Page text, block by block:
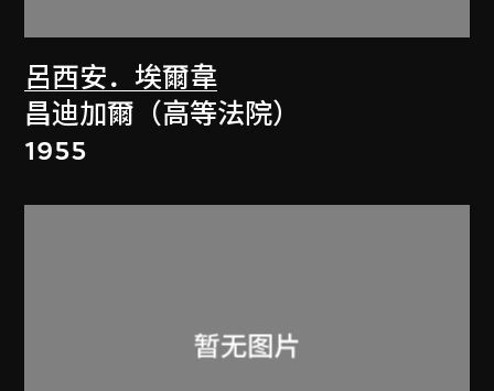
呂西安．埃爾韋
昌迪加爾（高等法院）
1955